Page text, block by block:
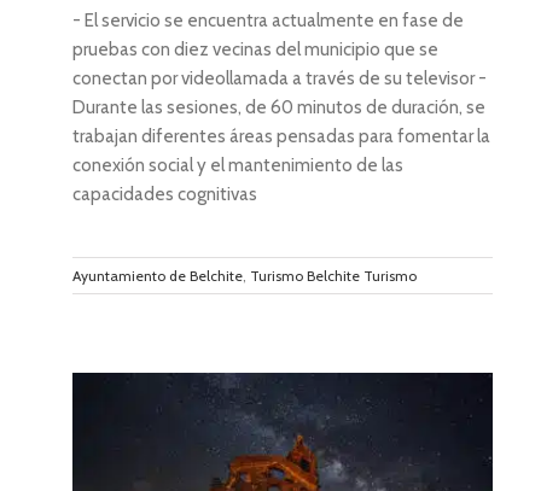
- El servicio se encuentra actualmente en fase de
pruebas con diez vecinas del municipio que se
conectan por videollamada a través de su televisor -
Durante las sesiones, de 60 minutos de duración, se
trabajan diferentes áreas pensadas para fomentar la
conexión social y el mantenimiento de las
capacidades cognitivas
Ayuntamiento de Belchite Turismo Belchite Turismo